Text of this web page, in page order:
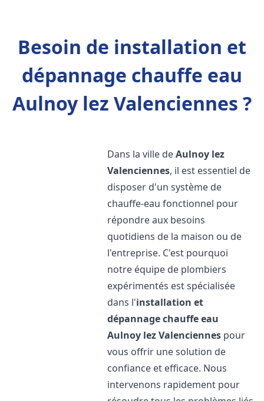
Besoin de installation et
dépannage chauffe eau
Aulnoy lez Valenciennes ?
Dans la ville deAulnoy lez
Valenciennes, il est essentiel de
disposer d'un système de
chauffe-eau fonctionnel pour
répondre aux besoins
quotidiens de la maison ou de
l'entreprise. C'est pourquoi
notre équipe de plombiers
expérimentés est spécialisée
dans l'installation et
dépannage chauffe eau
Aulnoy lez Valenciennes pour
vous offrir une solution de
confiance et efficace. Nous
intervenons rapidement pour